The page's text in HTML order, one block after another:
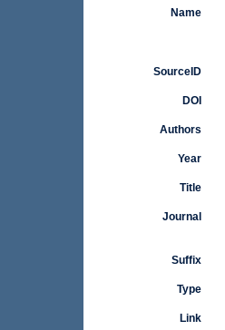
Name
SourceID
DOI
Authors
Year
Title
Journal
Suffix
Type
Link